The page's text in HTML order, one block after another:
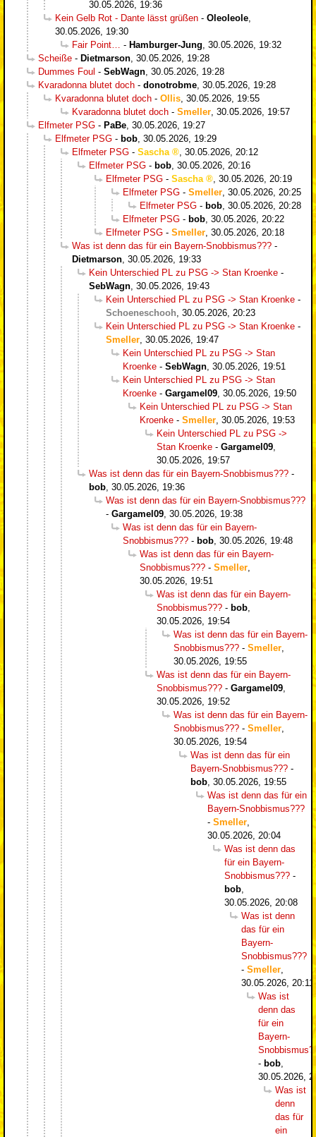
30.05.2026, 19:36
Kein Gelb Rot - Dante lässt grüßen - Oleoleole
30.05.2026, 19:30
Fair Point…
- Hamburger-Jung 30.05.2026, 19:32
Scheiße - Dietmarson 30.05.2026, 19:28
Dummes Foul - SebWagn 30.05.2026, 19:28
Kvaradonna blutet doch - donotrobme 30.05.2026, 19:28
Kvaradonna blutet doch - Ollis 30.05.2026, 19:55
Kvaradonna blutet doch - Smeller 30.05.2026, 19:57
Elfmeter PSG - PaBe 30.05.2026, 19:27
Elfmeter PSG - bob 30.05.2026, 19:29
Elfmeter PSG - Sascha
30.05.2026, 20:12
Elfmeter PSG - bob 30.05.2026, 20:16
Elfmeter PSG - Sascha
30.05.2026, 20:19
Elfmeter PSG - Smeller 30.05.2026, 20:25
Elfmeter PSG - bob 30.05.2026, 20:28
Elfmeter PSG - bob 30.05.2026, 20:22
Elfmeter PSG - Smeller 30.05.2026, 20:18
Was ist denn das für ein Bayern-Snobbismus??? -
Dietmarson 30.05.2026, 19:33
Kein Unterschied PL zu PSG -> Stan Kroenke -
SebWagn 30.05.2026, 19:43
Kein Unterschied PL zu PSG -> Stan Kroenke -
Schoeneschooh 30.05.2026, 20:23
Kein Unterschied PL zu PSG -> Stan Kroenke -
Smeller 30.05.2026, 19:47
Kein Unterschied PL zu PSG -> Stan
Kroenke - SebWagn 30.05.2026, 19:51
Kein Unterschied PL zu PSG -> Stan
Kroenke - Gargamel09 30.05.2026, 19:50
Kein Unterschied PL zu PSG -> Stan
Kroenke - Smeller 30.05.2026, 19:53
Kein Unterschied PL zu PSG ->
Stan Kroenke - Gargamel09
30.05.2026, 19:57
Was ist denn das für ein Bayern-Snobbismus??? -
bob 30.05.2026, 19:36
Was ist denn das für ein Bayern-Snobbismus???
- Gargamel09 30.05.2026, 19:38
Was ist denn das für ein Bayern-
Snobbismus??? - bob 30.05.2026, 19:48
Was ist denn das für ein Bayern-
Snobbismus??? - Smeller
30.05.2026, 19:51
Was ist denn das für ein Bayern-
Snobbismus??? - bob
30.05.2026, 19:54
Was ist denn das für ein Bayern-
Snobbismus??? - Smeller
30.05.2026, 19:55
Was ist denn das für ein Bayern-
Snobbismus??? - Gargamel09
30.05.2026, 19:52
Was ist denn das für ein Bayern-
Snobbismus??? - Smeller
30.05.2026, 19:54
Was ist denn das für ein
Bayern-Snobbismus??? -
bob 30.05.2026, 19:55
Was ist denn das für ein
Bayern-Snobbismus???
- Smeller
30.05.2026, 20:04
Was ist denn das
für ein Bayern-
Snobbismus??? -
bob
30.05.2026, 20:08
Was ist denn
das für ein
Bayern-
Snobbismus???
- Smeller
30.05.2026, 20:11
Was ist
denn das
für ein
Bayern-
- bob
30.05.2026,
Was ist
denn
das für
ein